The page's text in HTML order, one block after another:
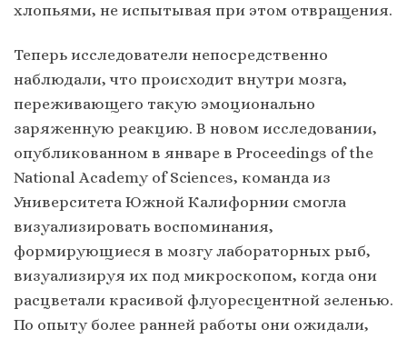
хлопьями, не испытывая при этом отвращения.
Теперь исследователи непосредственно
наблюдали, что происходит внутри мозга,
переживающего такую ​​эмоционально
заряженную реакцию. В новом исследовании,
опубликованном в январе в Proceedings of the
National Academy of Sciences, команда из
Университета Южной Калифорнии смогла
визуализировать воспоминания,
формирующиеся в мозгу лабораторных рыб,
визуализируя их под микроскопом, когда они
расцветали красивой флуоресцентной зеленью.
По опыту более ранней работы они ожидали,